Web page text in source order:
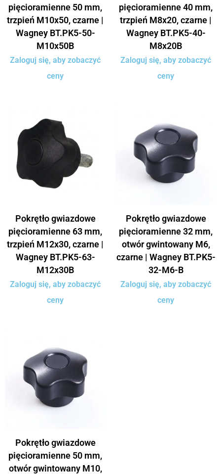
pięcioramienne 50 mm,
trzpień M10x50, czarne |
Wagney BT.PK5-50-
M10x50B
Zaloguj się, aby zobaczyć
ceny
pięcioramienne 40 mm,
trzpień M8x20, czarne |
Wagney BT.PK5-40-
M8x20B
Zaloguj się, aby zobaczyć
ceny
Pokrętło gwiazdowe
pięcioramienne 63 mm,
trzpień M12x30, czarne |
Wagney BT.PK5-63-
M12x30B
Zaloguj się, aby zobaczyć
ceny
Pokrętło gwiazdowe
pięcioramienne 32 mm,
otwór gwintowany M6,
czarne | Wagney BT.PK5-
32-M6-B
Zaloguj się, aby zobaczyć
ceny
Pokrętło gwiazdowe
pięcioramienne 50 mm,
otwór gwintowany M10,